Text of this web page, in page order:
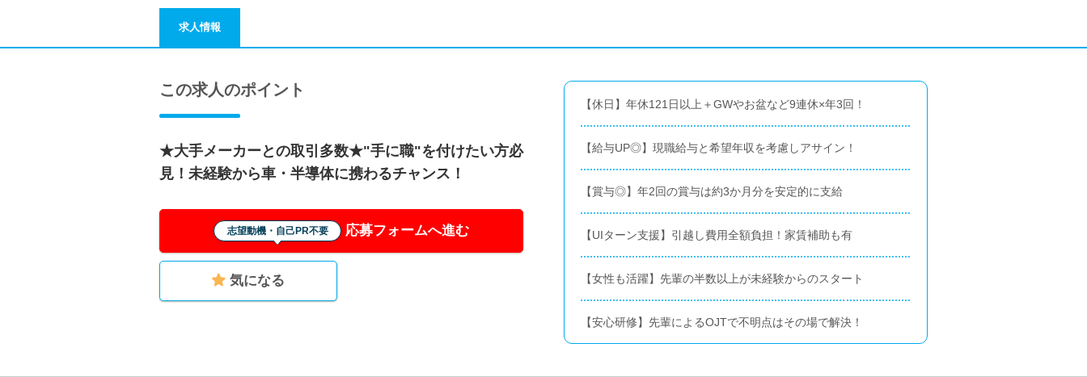
求人情報
この求人のポイント
★大手メーカーとの取引多数★"手に職"を付けたい方必
見！未経験から車・半導体に携わるチャンス！
志望動機・自己PR不要 応募フォームへ進む
気になる
【休日】年休121日以上＋GWやお盆など9連休×年3回！
【給与UP◎】現職給与と希望年収を考慮しアサイン！
【賞与◎】年2回の賞与は約3か月分を安定的に支給
【UIターン支援】引越し費用全額負担！家賃補助も有
【女性も活躍】先輩の半数以上が未経験からのスタート
【安心研修】先輩によるOJTで不明点はその場で解決！